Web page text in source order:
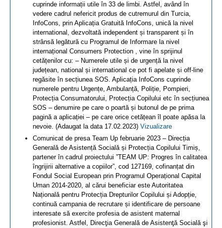
cuprinde informații utile în 33 de limbi. Astfel, având în
vedere cadrul nefericit produs de cutremurul din Turcia,
InfoCons, prin Aplicația Gratuită InfoCons, unică la nivel
international, dezvoltată independent și transparent și în
strânsă legătură cu Programul de Informare la nivel
internațional Consumers Protection , vine în sprijinul
cetățenilor cu: – Numerele utile și de urgență la nivel
județean, national și international ce pot fi apelate și off-line
regăsite în secțiunea SOS. Aplicația InfoCons cuprinde
numerele pentru Urgențe, Ambulanță, Poliție, Pompieri,
Protecția Consumatorului, Protecția Copilului etc în secțiunea
SOS – denumire pe care o poartă și butonul de pe prima
pagină a aplicației – pe care orice cetățean îl poate apăsa la
nevoie. (Adaugat la data 17.02.2023) Vizualizare
Comunicat de presa Team Up februarie 2023 – Direcția
Generală de Asistență Socială și Protecția Copilului Timiș,
partener în cadrul proiectului ”TEAM UP: Progres în calitatea
îngrijirii alternative a copiilor”, cod 127169, cofinanțat din
Fondul Social European prin Programul Operațional Capital
Uman 2014-2020, al cărui beneficiar este Autoritatea
Națională pentru Protecția Drepturilor Copilului și Adopție,
continuă campania de recrutare și identificare de persoane
interesate să exercite profesia de asistent maternal
profesionist. Astfel, Direcţia Generală de Asistenţă Socială şi